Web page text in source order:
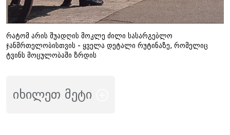
რატომ არის შუადღის მოკლე ძილი სასარგებლო
ჯანმრთელობისთვის - ყველა დეტალი რუტინაზე, რომელიც
ტვინს მოცულობაში ზრდის
იხილეთ მეტი